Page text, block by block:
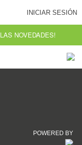
INICIAR SESIÓN
NOVEDADES!
POWERED BY